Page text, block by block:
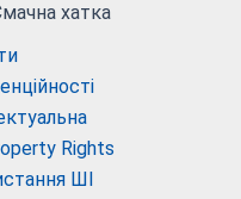
хатка
Rights
ШІ